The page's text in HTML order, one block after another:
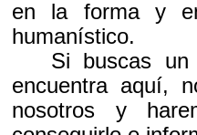
en la forma y
humanístico.
Si buscas un
encuentra aquí,
nosotros y